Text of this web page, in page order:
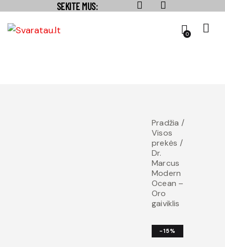
SEKITE MUS:
0
Pradžia
Visos
prekės
Dr.
Marcus
Modern
Ocean –
Oro
gaiviklis
-15%